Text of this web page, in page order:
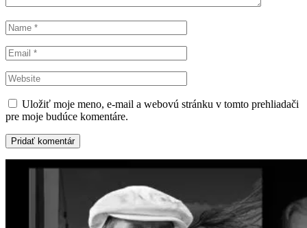
Uložiť moje meno, e-mail a webovú stránku v tomto prehliadači
pre moje budúce komentáre.